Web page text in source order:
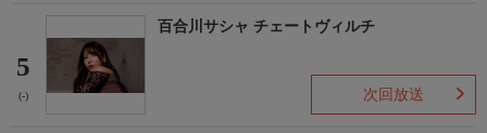
5
(-)
百合川サシャ チェートヴィルチ
次回放送